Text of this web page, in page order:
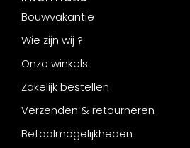
Bouwvakantie
Wie zijn wij ?
Onze winkels
Zakelijk bestellen
Verzenden & retourneren
Betaalmogelijkheden